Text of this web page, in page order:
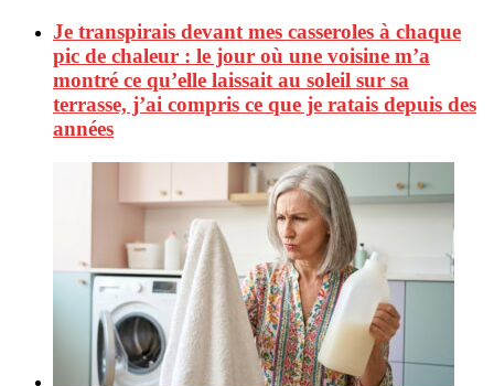
Je transpirais devant mes casseroles à chaque
pic de chaleur : le jour où une voisine m’a
montré ce qu’elle laissait au soleil sur sa
terrasse, j’ai compris ce que je ratais depuis des
années